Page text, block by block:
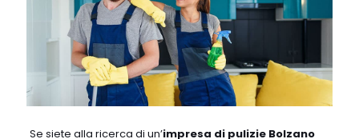
Se siete alla ricerca di un’impresa di pulizie Bolzano